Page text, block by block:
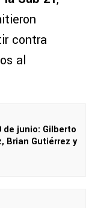
contra
al
de junio: Gilberto
Brian Gutiérrez y